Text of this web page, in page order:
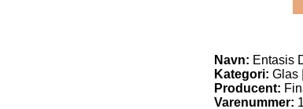
Navn: Entasis
Kategori: Glas
Producent:
Varenummer: